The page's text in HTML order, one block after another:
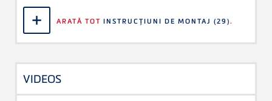
ARATĂ TOT INSTRUCŢIUNI DE MONTAJ (29).
VIDEOS